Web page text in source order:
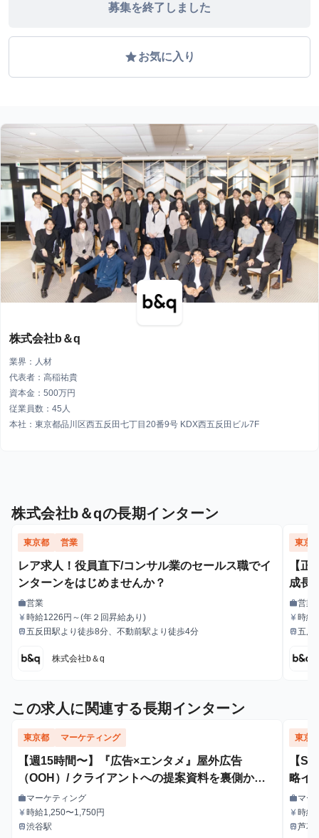
募集を終了しました
gradeお気に入り
株式会社b＆q
業界：人材
代表者：高稲祐貴
資本金：500万円
従業員数：45人
本社：東京都品川区西五反田七丁目20番9号 KDX西五反田ビル7F
株式会社b＆qの長期インターン
東京都 営業
レア求人！役員直下/コンサル業のセールス職でイ
ンターンをはじめませんか？
職種
work営業
給与
currency_yen時給1226円～(年２回昇給あり)
最寄駅
train五反田駅より徒歩8分、不動前駅より徒歩4分
株式会社b＆q
東京
【
成長
職種
work営業
給与
currency_yen時給
給
最寄駅
train五反
この求人に関連する長期インターン
東京都 マーケティング
【週15時間〜】『広告×エンタメ』屋外広告
（OOH）/ クライアントへの提案資料を裏側から
支えるインターン！
職種
workマーケティング
給与
currency_yen時給1,250〜1,750円
最寄駅
train渋谷駅
東京
【
略イ
職種
workマー
給与
currency_yen時給
給・
最寄駅
train芦花